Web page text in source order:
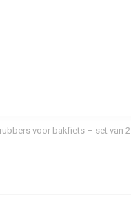
voor bakfiets – set van 2